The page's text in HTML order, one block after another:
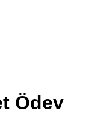
Ödev